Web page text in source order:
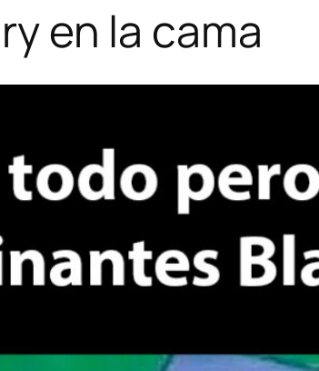
en la cama